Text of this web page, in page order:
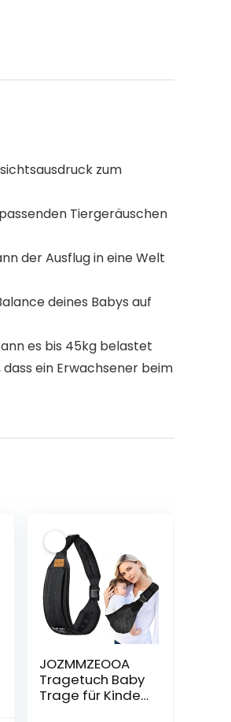
zum
Tiergeräuschen
der Ausflug in eine Welt
deines Babys auf
es bis 45kg belastet
ein Erwachsener beim
JOZMMZEOOA
Tragetuch Baby
Trage für Kinder